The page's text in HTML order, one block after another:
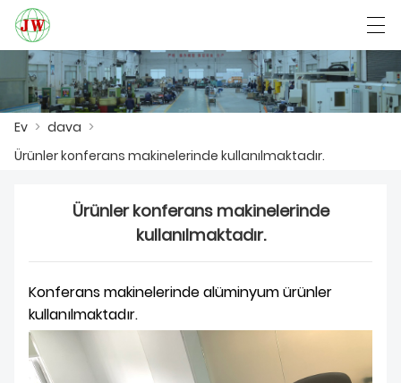
DAVA
FABRIKA GÖSTERISI
BIZIMLE ILETIŞIME GEÇIN
العربية Български Deutsch English
Ev > dava >
Ürünler konferans makinelerinde kullanılmaktadır.
Ürünler konferans makinelerinde
kullanılmaktadır.
Konferans makinelerinde alüminyum ürünler
kullanılmaktadır.